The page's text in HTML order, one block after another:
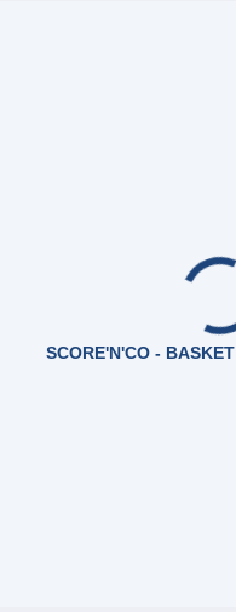
SCORE'N'CO -